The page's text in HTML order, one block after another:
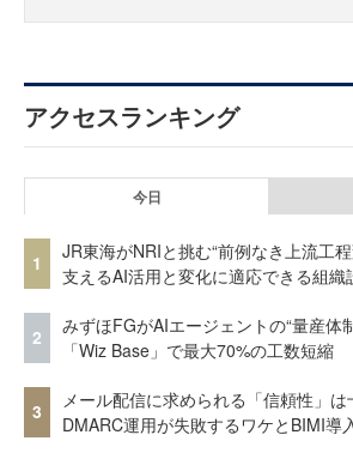
アクセスランキング
今日
1
JR東海がNRIと挑む“前例なき上流工
支えるAI活用と変化に適応できる組織
2
みずほFGがAIエージェントの“量産
「Wiz Base」で最大70%の工数短縮
3
メール配信に求められる「信頼性」
DMARC運用が失敗するワケとBIMI導